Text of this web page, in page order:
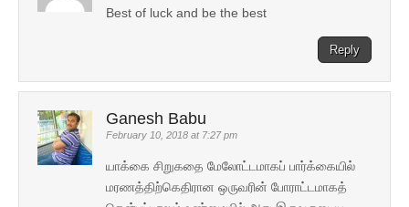
Best of luck and be the best
Reply
Ganesh Babu
February 10, 2018 at 7:27 pm
யாக்கை சிறுகதை மேலோட்டமாகப் பார்க்கையில்
மரணத்திற்கெதிரான ஒருவரின் போராட்டமாகத்